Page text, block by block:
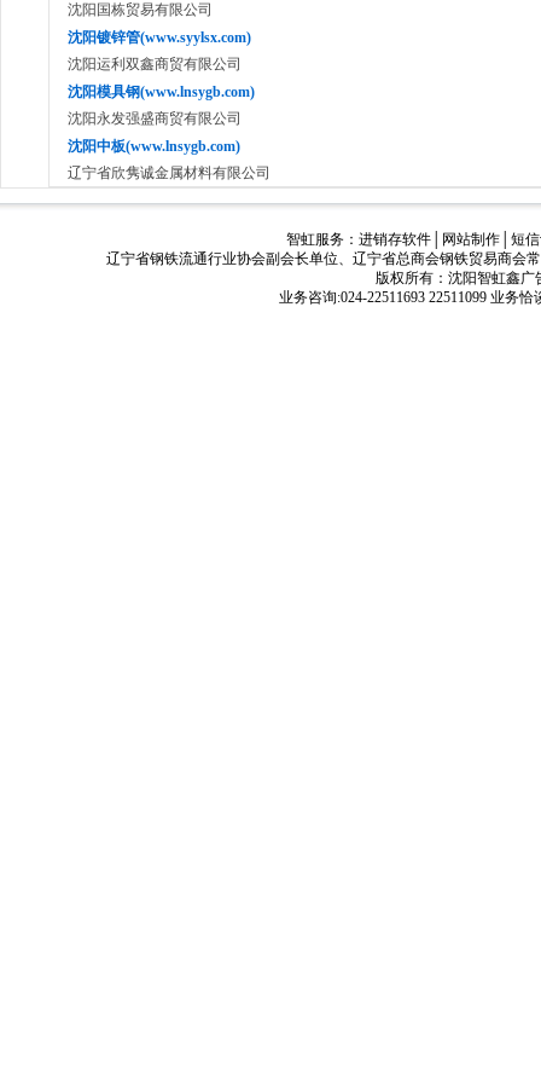
沈阳国栋贸易有限公司
沈阳镀锌管(www.syylsx.com)
沈阳运利双鑫商贸有限公司
沈阳模具钢(www.lnsygb.com)
沈阳永发强盛商贸有限公司
沈阳中板(www.lnsygb.com)
辽宁省欣隽诚金属材料有限公司
智虹服务：进销存软件 网站制作 │短
辽宁省钢铁流通行业协会副会长单位、辽宁省总商会钢铁贸易商会
版权所有：沈阳智虹鑫广
业务咨询:024-22511693 22511099 业务